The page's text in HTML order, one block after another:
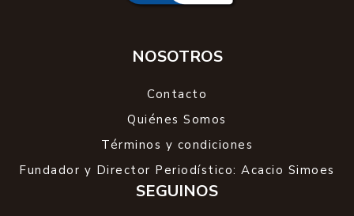
NOSOTROS
Contacto
Quiénes Somos
Términos y condiciones
Fundador y Director Periodístico: Acacio Simoes
SEGUINOS